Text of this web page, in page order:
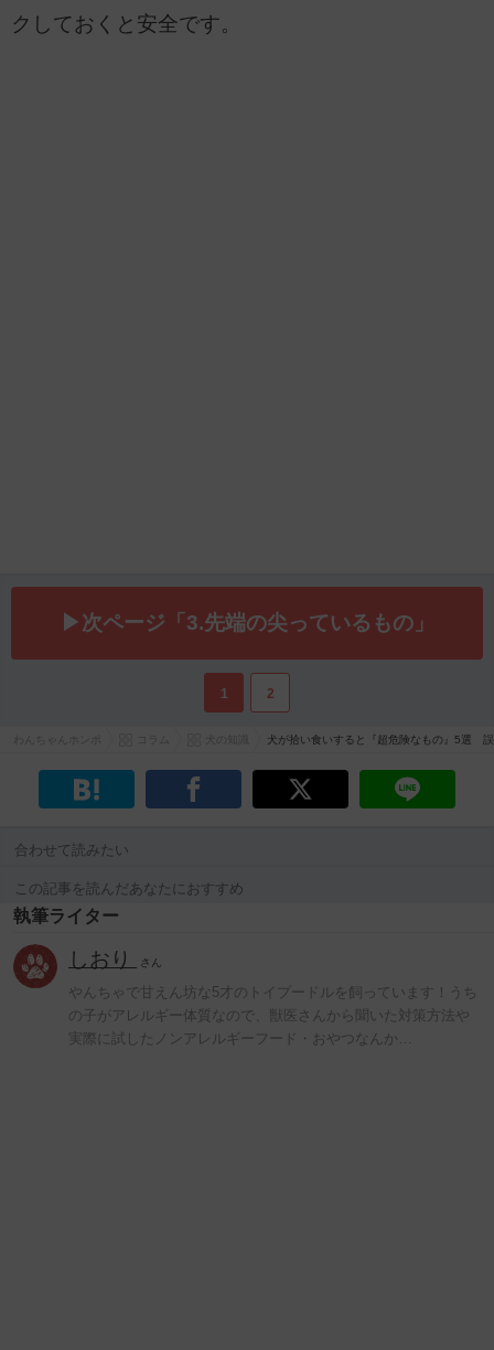
クしておくと安全です。
▶次ページ「3.先端の尖っているもの」
1 2
犬が拾い食いすると『超危険なもの』5選
合わせて読みたい
この記事を読んだあなたにおすすめ
執筆ライター
しおり さん
やんちゃで甘えん坊な5才のトイプードルを飼っています！うち
の子がアレルギー体質なので、獣医さんから聞いた対策方法や
実際に試したノンアレルギーフード・おやつなんか…